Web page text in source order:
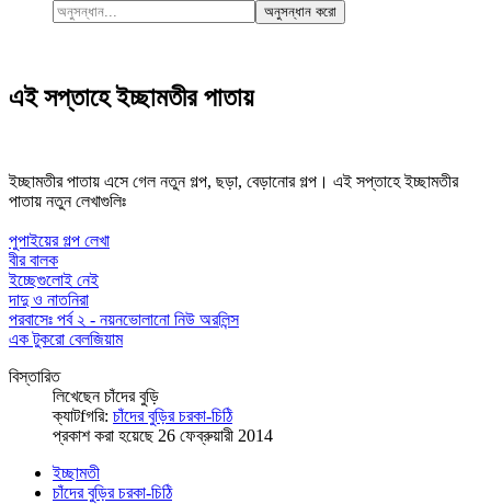
অনুসন্ধান করো
এই সপ্তাহে ইচ্ছামতীর পাতায়
ইচ্ছামতীর পাতায় এসে গেল নতুন গল্প, ছড়া, বেড়ানোর গল্প। এই সপ্তাহে ইচ্ছামতীর
পাতায় নতুন লেখাগুলিঃ
পুপাইয়ের গল্প লেখা
বীর বালক
ইচ্ছেগুলোই নেই
দাদু ও নাতনিরা
পরবাসেঃ পর্ব ২ - নয়নভোলানো নিউ অরলিন্স
এক টুকরো বেলজিয়াম
বিস্তারিত
লিখেছেনচাঁদের বুড়ি
ক্যাটfগরি: চাঁদের বুড়ির চরকা-চিঠি
প্রকাশ করা হয়েছে 26 ফেব্রুয়ারী 2014
ইচ্ছামতী
চাঁদের বুড়ির চরকা-চিঠি